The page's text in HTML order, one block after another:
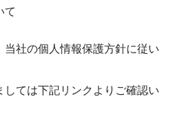
て
社の個人情報保護方針に従い
ては下記リンクよりご確認い